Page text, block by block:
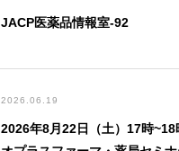
JACP医薬品情報室-92
2026.06.19
2026年8月22日（土）17時~18